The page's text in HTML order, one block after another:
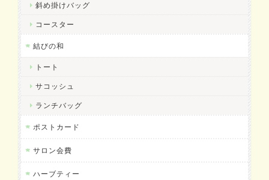
斜め掛けバッグ
コースター
結びの和
トート
サコッシュ
ランチバッグ
ポストカード
サロン会費
ハーブティー